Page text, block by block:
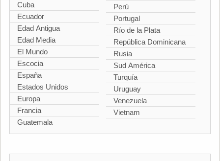
Cuba
Ecuador
Edad Antigua
Edad Media
El Mundo
Escocia
España
Estados Unidos
Europa
Francia
Guatemala
Perú
Portugal
Río de la Plata
República Dominicana
Rusia
Sud América
Turquía
Uruguay
Venezuela
Vietnam